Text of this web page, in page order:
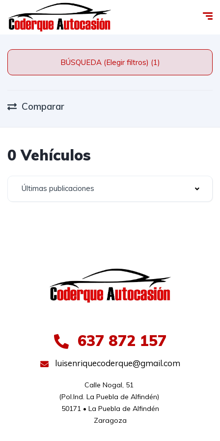
BÚSQUEDA (Elegir filtros) (1)
Comparar
0 Vehículos
Últimas publicaciones
637 872 157
luisenriquecoderque@gmail.com
Calle Nogal, 51
(Pol.Ind. La Puebla de Alfindén)
50171 • La Puebla de Alfindén
Zaragoza